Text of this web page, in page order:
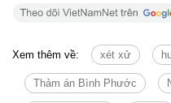
Xem thêm về: xét xử
Thảm án Bình Phước